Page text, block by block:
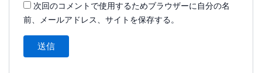
次回のコメントで使用するためブラウザーに自分の名
前、メールアドレス、サイトを保存する。